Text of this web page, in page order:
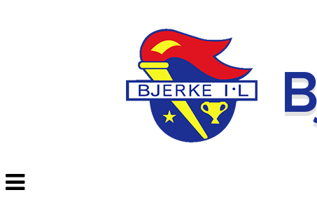
Veksle
navigasjon